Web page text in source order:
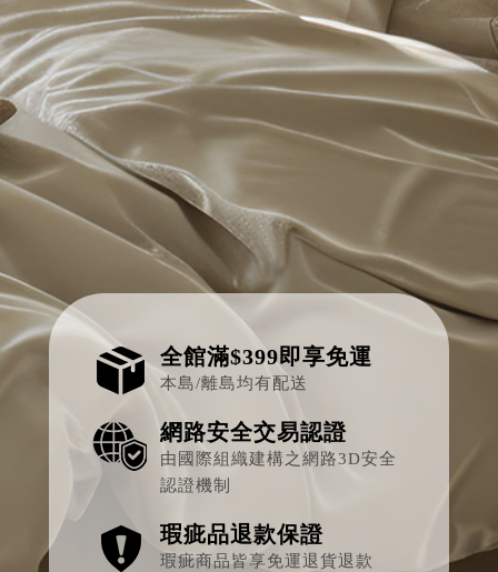
韓風遠紅線針織泡泡被-甜美的夢
全館滿$399即享免運
本島/離島均有配送
網路安全交易認證
由國際組織建構之網路3D安全
認證機制
瑕疵品退款保證
瑕疵商品皆享免運退貨退款